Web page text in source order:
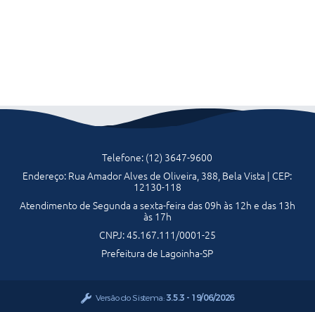
Telefone: (12) 3647-9600
Endereço: Rua Amador Alves de Oliveira, 388, Bela Vista | CEP:
12130-118
Atendimento de Segunda a sexta-feira das 09h às 12h e das 13h
às 17h
CNPJ: 45.167.111/0001-25
Prefeitura de Lagoinha-SP
Versão do Sistema:3.5.3 - 19/06/2026